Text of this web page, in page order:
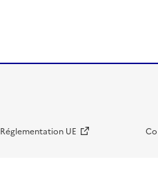
Réglementation UE